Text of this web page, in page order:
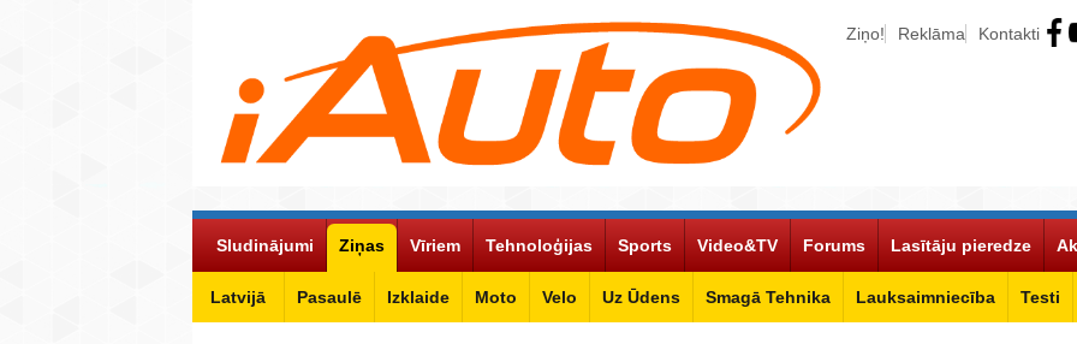
Ziņo! Reklāma Kontakti
Sludinājumi Ziņas
Latvijā Pasaulē Izklaide Moto Velo Uz Ūdens Smagā Tehnika Lauksaimniecība Testi
Vīriem Tehnoloģijas Sports Video&TV Forums Lasītāju pieredze